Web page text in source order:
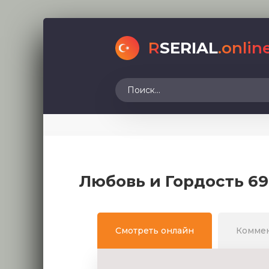
RSERIAL
Любовь и Гордость
Смотреть онлайн